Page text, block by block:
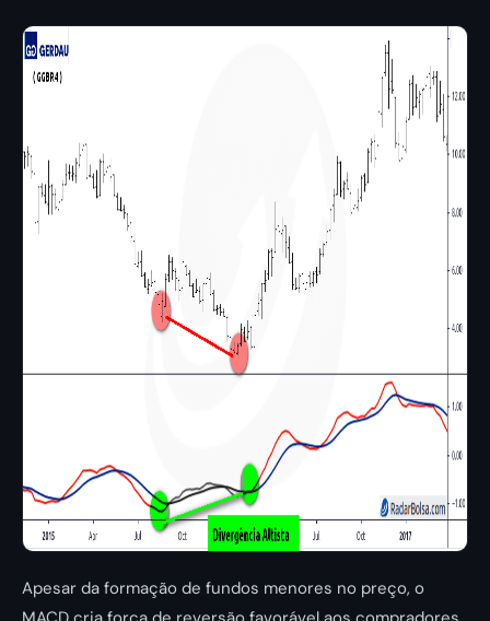
Apesar da formação de fundos menores no preço, o